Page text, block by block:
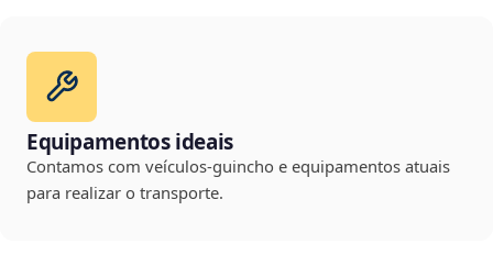
Equipamentos ideais
Contamos com veículos-guincho e equipamentos atuais
para realizar o transporte.